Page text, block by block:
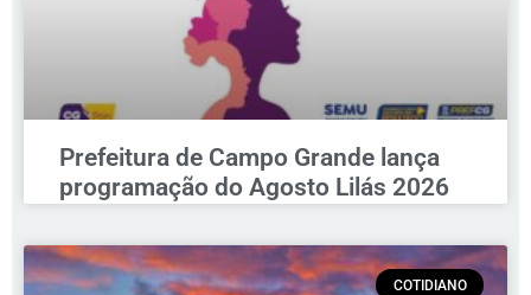
Prefeitura de Campo Grande lança
programação do Agosto Lilás 2026
COTIDIANO